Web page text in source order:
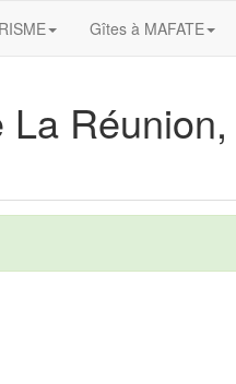
Gîtes à MAFATE